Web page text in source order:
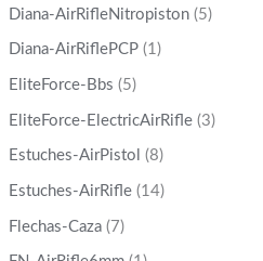
Diana-AirRifleNitropiston (5)
Diana-AirRiflePCP (1)
EliteForce-Bbs (5)
EliteForce-ElectricAirRifle (3)
Estuches-AirPistol (8)
Estuches-AirRifle (14)
Flechas-Caza (7)